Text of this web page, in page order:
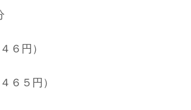
６円）
６５円）